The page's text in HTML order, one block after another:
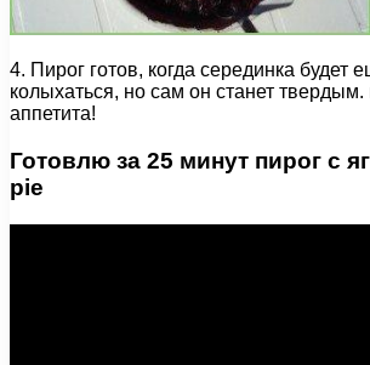
4. Пирог готов, когда серединка будет
колыхаться, но сам он станет твердым.
аппетита!
Готовлю за 25 минут пирог с
pie